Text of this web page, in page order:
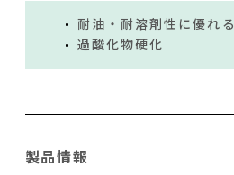
耐油・耐溶剤性に優れる
過酸化物硬化
製品情報